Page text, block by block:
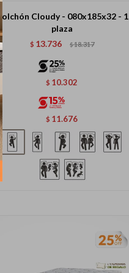
Colchón Cloudy - 080x185x32 - 1
plaza
$ 13.736 $18.317
$ 10.302
$ 11.676